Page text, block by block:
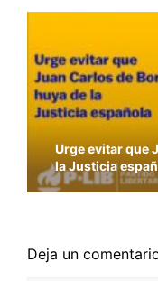
Urge evitar que
la Justicia
Deja un